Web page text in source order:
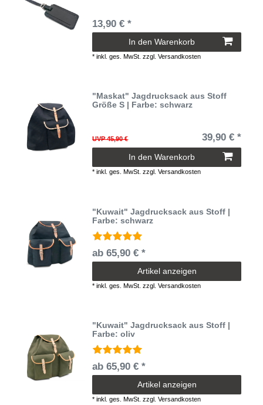
13,90 € *
In den Warenkorb
*inkl. ges. MwSt. zzgl.Versandkosten
"Maskat" Jagdrucksack aus Stoff
Größe S | Farbe: schwarz
UVP 45,90 € 39,90 € *
In den Warenkorb
*inkl. ges. MwSt. zzgl.Versandkosten
"Kuwait" Jagdrucksack aus Stoff |
Farbe: schwarz
ab 65,90 € *
Artikel anzeigen
*inkl. ges. MwSt. zzgl.Versandkosten
"Kuwait" Jagdrucksack aus Stoff |
Farbe: oliv
ab 65,90 € *
Artikel anzeigen
*inkl. ges. MwSt. zzgl.Versandkosten